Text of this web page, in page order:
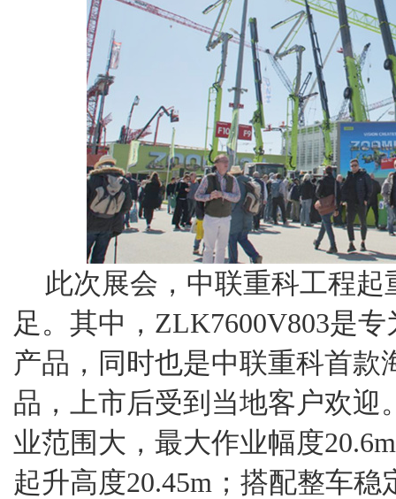
此次展会，中联重科工程
足。其中，ZLK7600V803是
产品，同时也是中联重科首款
品，上市后受到当地客户欢迎
业范围大，最大作业幅度
起升高度20.45m；搭配整车